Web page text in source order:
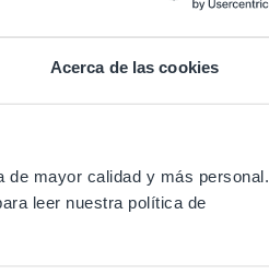
Acerca de las cookies
mayor calidad y más personal.
leer nuestra política de